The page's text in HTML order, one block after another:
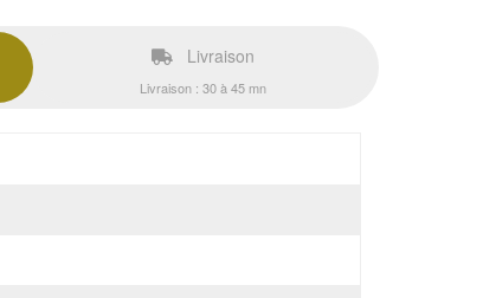
Livraison
Livraison : 30 à 45 mn